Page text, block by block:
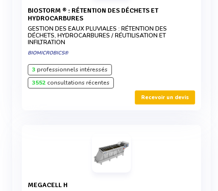
BIOSTORM ® : RÉTENTION DES DÉCHETS ET
HYDROCARBURES
GESTION DES EAUX PLUVIALES : RÉTENTION DES
DÉCHETS, HYDROCARBURES / RÉUTILISATION ET
INFILTRATION
BIOMICROBICS®
3 professionnels intéressés
3552consultations récentes
Recevoir un devis
MEGACELL H